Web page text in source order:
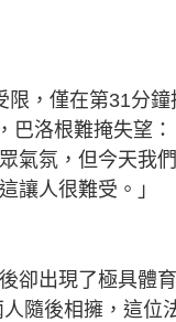
，僅在第31分
巴洛根難掩失望
氣氛，但今天我
讓人很難受。」
卻出現了極具體
隨後相擁，這位